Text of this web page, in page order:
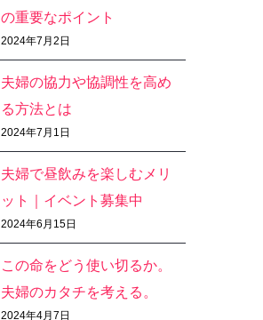
の重要なポイント
2024年7月2日
夫婦の協力や協調性を高め
る方法とは
2024年7月1日
夫婦で昼飲みを楽しむメリ
ット｜イベント募集中
2024年6月15日
この命をどう使い切るか。
夫婦のカタチを考える。
2024年4月7日